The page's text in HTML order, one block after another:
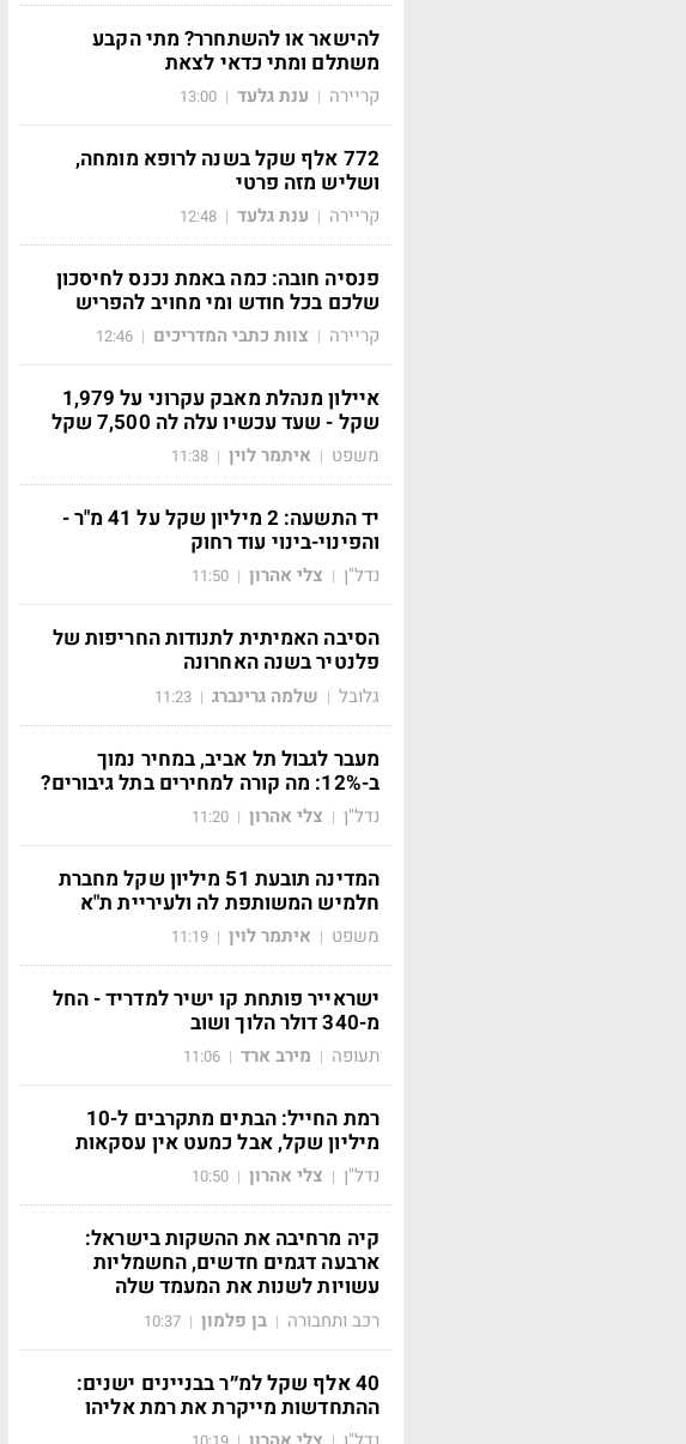
להישאר או להשתחרר? מתי הקבע
משתלם ומתי כדאי לצאת
קריירה | ענת גלעד |
13:00
772 אלף שקל בשנה לרופא מומחה,
ושליש מזה פרטי
קריירה | ענת גלעד |
12:48
פנסיה חובה: כמה באמת נכנס לחיסכון
שלכם בכל חודש ומי מחויב להפריש
קריירה | צוות כתבי המדריכים |
12:46
איילון מנהלת מאבק עקרוני על 1,979
שקל - שעד עכשיו עלה לה 7,500 שקל
משפט | איתמר לוין |
11:38
יד התשעה: 2 מיליון שקל על 41 מ"ר -
והפינוי-בינוי עוד רחוק
נדל"ן | צלי אהרון |
11:50
הסיבה האמיתית לתנודות החריפות של
פלנטיר בשנה האחרונה
גלובל | שלמה גרינברג |
11:23
מעבר לגבול תל אביב, במחיר נמוך
ב-12%: מה קורה למחירים בתל גיבורים?
נדל"ן | צלי אהרון |
11:20
המדינה תובעת 51 מיליון שקל מחברת
חלמיש המשותפת לה ולעיריית ת"א
משפט | איתמר לוין |
11:19
ישראייר פותחת קו ישיר למדריד - החל
מ-340 דולר הלוך ושוב
תעופה | מירב ארד |
11:06
רמת החייל: הבתים מתקרבים ל-10
מיליון שקל, אבל כמעט אין עסקאות
נדל"ן | צלי אהרון |
10:50
קיה מרחיבה את ההשקות בישראל:
ארבעה דגמים חדשים, החשמליות
עשויות לשנות את המעמד שלה
רכב ותחבורה | בן פלמון |
10:37
40 אלף שקל למ״ר בבניינים ישנים:
ההתחדשות מייקרת את רמת אליהו